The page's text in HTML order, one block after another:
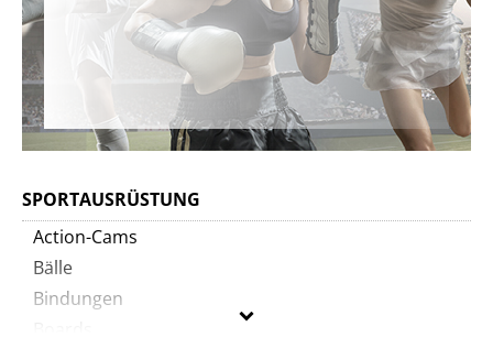
SPORTAUSRÜSTUNG
Action-Cams
Bälle
Bindungen